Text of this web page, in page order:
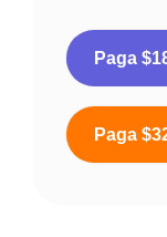
Paga
Paga